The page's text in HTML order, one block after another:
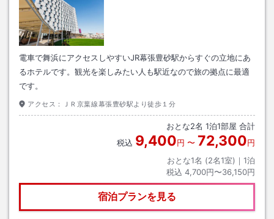
電車で舞浜にアクセスしやすいJR幕張豊砂駅からすぐの立地にあ
るホテルです。観光を楽しみたい人も駅近なので旅の拠点に最適
です。
アクセス： ＪＲ京葉線幕張豊砂駅より徒歩１分
おとな2名 1泊1部屋 合計
税込 9,400円 〜 72,300円
おとな1名 (2名1室)｜ 1泊
税込 4,700円〜36,150円
宿泊プランを見る